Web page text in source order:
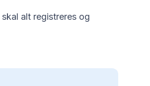
alt registreres og